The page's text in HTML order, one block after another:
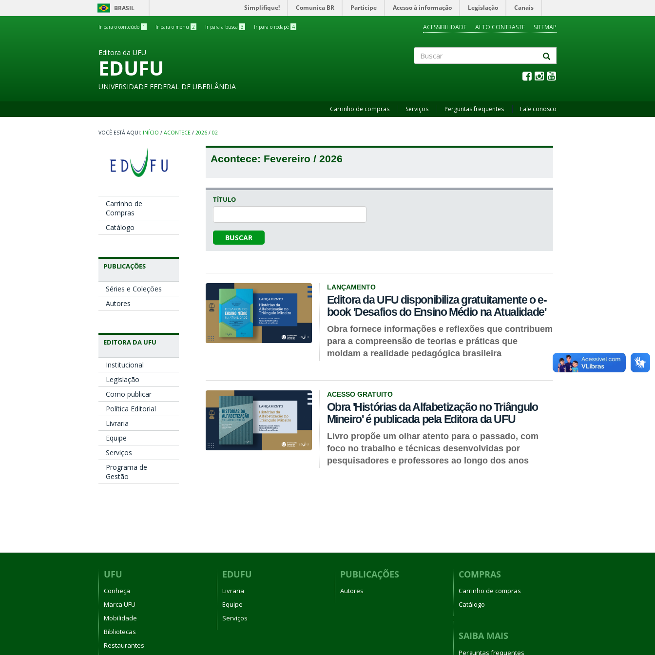
BRASIL Simplifique! Comunica BR Participe Acesso à informação Legislação Canais
Ir para o conteúdo 1 Ir para o menu 2 Ir para a busca 3 Ir para o rodapé 4 ACESSIBILIDADE ALTO CONTRASTE SITEMAP
Editora da UFU
EDUFU
UNIVERSIDADE FEDERAL DE UBERLÂNDIA
Carrinho de compras Serviços Perguntas frequentes Fale conosco
INÍCIO / ACONTECE / 2026 / 02
Carrinho de
Compras
Catálogo
PUBLICAÇÕES
Séries e Coleções
Autores
EDITORA DA UFU
Institucional
Legislação
Como publicar
Política Editorial
Livraria
Equipe
Serviços
Programa de
Gestão
Acontece: Fevereiro / 2026
TÍTULO
BUSCAR
LANÇAMENTO
Editora da UFU disponibiliza gratuitamente o e-
book 'Desafios do Ensino Médio na Atualidade'
Obra fornece informações e reflexões que contribuem
para a compreensão de teorias e práticas que
moldam a realidade pedagógica brasileira
ACESSO GRATUITO
Obra 'Histórias da Alfabetização no Triângulo
Mineiro' é publicada pela Editora da UFU
Livro propõe um olhar atento para o passado, com
foco no trabalho e técnicas desenvolvidas por
pesquisadores e professores ao longo dos anos
UFU
Conheça
Marca UFU
Mobilidade
Bibliotecas
Restaurantes
EDUFU
Livraria
Equipe
Serviços
PUBLICAÇÕES
Autores
COMPRAS
Carrinho de compras
Catálogo
SAIBA MAIS
Perguntas frequentes